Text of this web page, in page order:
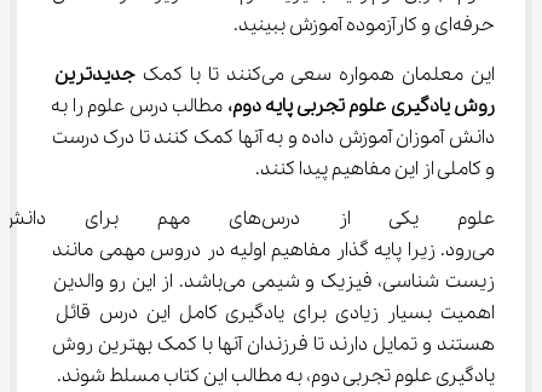
حرفه‌ای و کارآزموده آموزش ببینید.
این معلمان همواره سعی می‌کنند تا با کمک
جدیدترین
روش یادگیری علوم تجربی پایهدوم، مطالب درس علوم را به
دانش آموزان آموزش داده و به آنها کمک کنند تا درک درست
و کاملی از این مفاهیم پیدا کنند.
علوم یکی از درس‌های مهم
می‌رود. زیرا پایه گذار مفاهیم اولیه در دروس مهمی مانند
زیست شناسی، فیزیک و شیمی می‌باشد. از این رو والدین
اهمیت بسیار زیادی برای یادگیری کامل این درس قائل
هستند و تمایل دارند تا فرزندان آنها با کمک بهترین روش
یادگیری علوم تجربی دوم، به مطالب این کتاب مسلط شوند.